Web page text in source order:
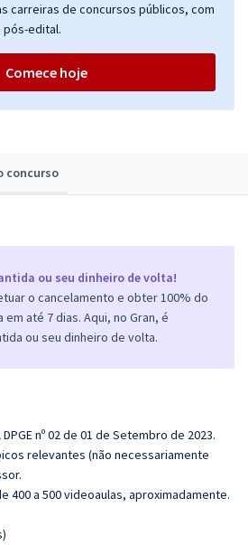
concurso
ou seu dinheiro de volta!
o cancelamento e obter 100% do
até 7 dias. Aqui, no Gran, é
ou seu dinheiro de volta.
nº 02 de 01 de Setembro de 2023.
relevantes (não necessariamente
400 a 500 videoaulas, aproximadamente.
carreiras de concursos públicos, com
pós-edital.
Comece hoje